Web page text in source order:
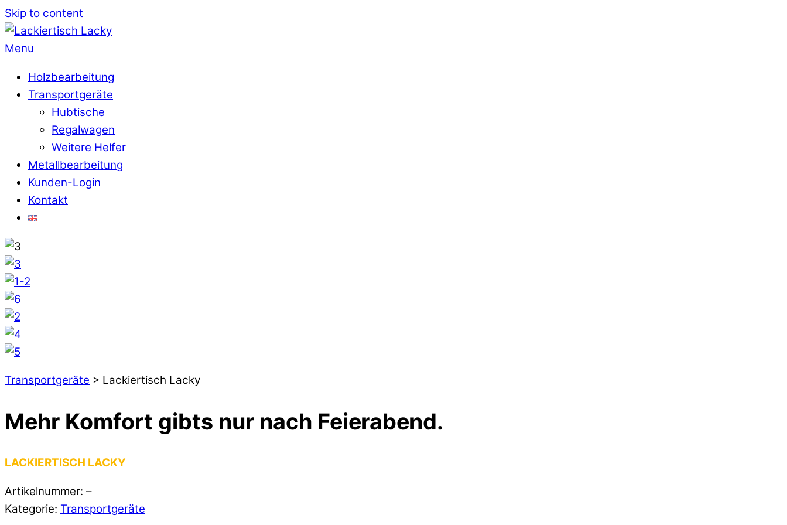
Skip to content
Menu
Holzbearbeitung
Transportgeräte
Hubtische
Regalwagen
Weitere Helfer
Metallbearbeitung
Kunden-Login
Kontakt
Transportgeräte > Lackiertisch Lacky
Mehr Komfort gibts nur nach Feierabend.
LACKIERTISCH LACKY
Artikelnummer: –
Kategorie: Transportgeräte